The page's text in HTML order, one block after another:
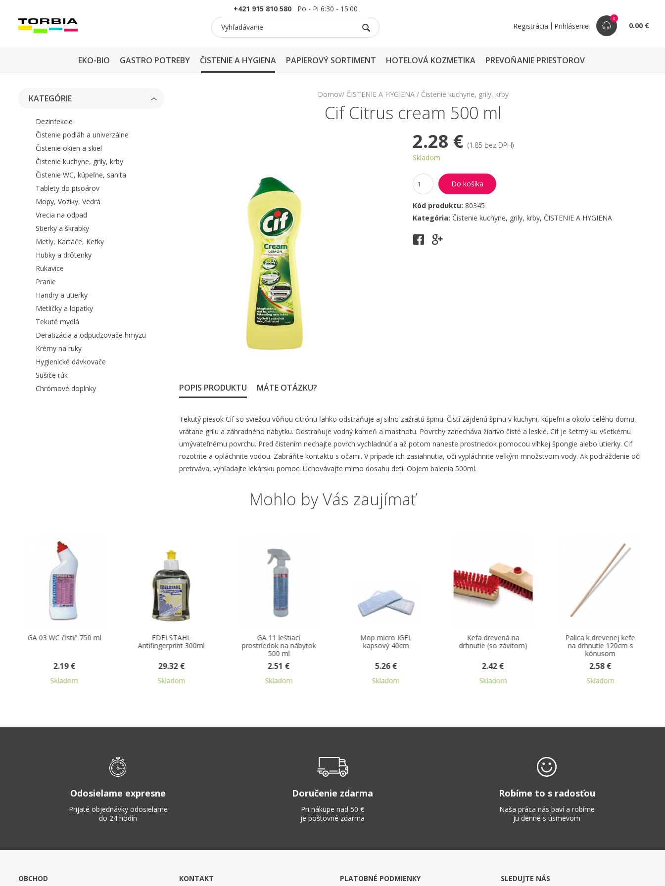
+421 915 810 580Po - Pi 6:30 - 15:00
Registrácia | Prihlásenie
0
0.00 €
EKO-BIO GASTRO POTREBY ČISTENIE A HYGIENA PAPIEROVÝ SORTIMENT HOTELOVÁ KOZMETIKA PREVOŇANIE PRIESTOROV
KATEGÓRIE
Dezinfekcie
Čistenie podláh a univerzálne
Čistenie okien a skiel
Čistenie kuchyne, grily, krby
Čistenie WC, kúpeľne, sanita
Tablety do pisoárov
Mopy, Vozíky, Vedrá
Vrecia na odpad
Stierky a škrabky
Metly, Kartáče, Kefky
Hubky a drôtenky
Rukavice
Pranie
Handry a utierky
Metličky a lopatky
Tekuté mydlá
Deratizácia a odpudzovače hmyzu
Krémy na ruky
Hygienické dávkovače
Sušiče rúk
Chrómové doplnky
Domov ČISTENIE A HYGIENA Čistenie kuchyne, grily, krby
Cif Citrus cream 500 ml
2.28 €(1.85 bez DPH)
Skladom
Do košíka
Kód produktu:80345
Kategória: Čistenie kuchyne, grily, krby, ČISTENIE A HYGIENA
POPIS PRODUKTU MÁTE OTÁZKU?
Tekutý piesok Cif so sviežou vôňou citrónu ľahko odstraňuje aj silno zažratú špinu. Čistí zájdenú špinu v kuchyni, kúpeľni a okolo celého domu,
vrátane grilu a záhradného nábytku. Odstraňuje vodný kameň a mastnotu. Povrchy zanecháva žiarivo čisté a lesklé. Cif je šetrný ku všetkému
umývateľnému povrchu. Pred čistením nechajte povrch vychladnúť a až potom naneste prostriedok pomocou vlhkej špongie alebo utierky. Cif
rozotrite a opláchnite vodou. Zabráňte kontaktu s očami. V prípade ich zasiahnutia, oči vypláchnite veľkým množstvom vody. Ak podráždenie oči
pretrváva, vyhľadajte lekársku pomoc. Uchovávajte mimo dosahu detí. Objem balenia 500ml.
Mohlo by Vás zaujímať
EDELSTAHL
GA 11 leštiaci
prostriedok na nábytok
Mop micro IGEL
kapsový 40cm
Kefa drevená na
drhnutie (so závitom)
Palica k drevenej kefe
na drhnutie 120cm s
Palica k zmetáku
drevo 120cm so
Odosielame expresne
Prijaté objednávky odosielame
do 24 hodín
Doručenie zdarma
Pri nákupe nad 50 €
je poštovné zdarma
Robíme to s radosťou
Naša práca nás baví a robíme
ju denne s úsmevom
OBCHOD KONTAKT PLATOBNÉ PODMIENKY SLEDUJTE NÁS